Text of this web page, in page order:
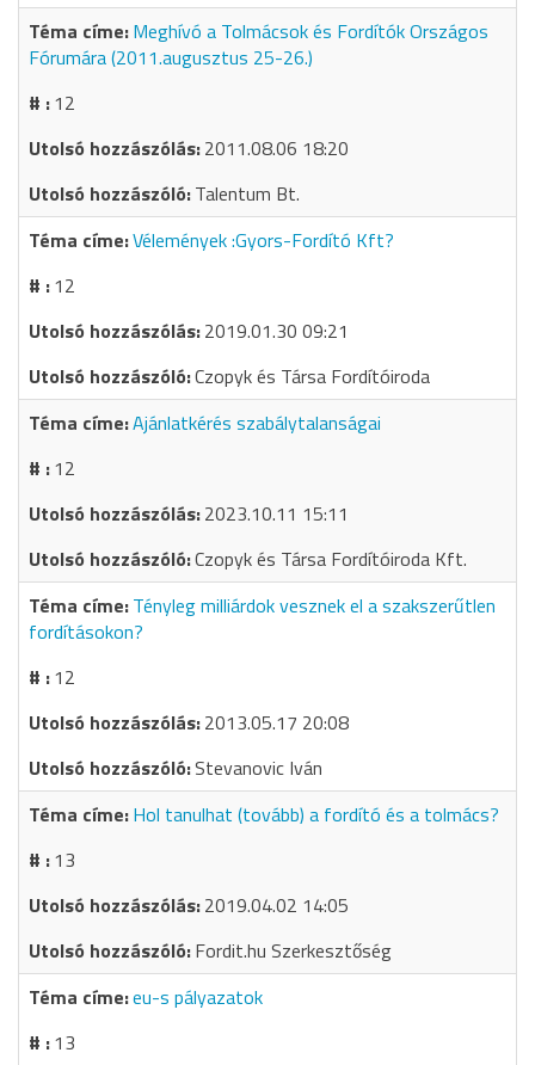
Meghívó a Tolmácsok és Fordítók Országos
Fórumára (2011.augusztus 25-26.)
12
2011.08.06 18:20
Talentum Bt.
Vélemények :Gyors-Fordító Kft?
12
2019.01.30 09:21
Czopyk és Társa Fordítóiroda
Ajánlatkérés szabálytalanságai
12
2023.10.11 15:11
Czopyk és Társa Fordítóiroda Kft.
Tényleg milliárdok vesznek el a szakszerűtlen
fordításokon?
12
2013.05.17 20:08
Stevanovic Iván
Hol tanulhat (tovább) a fordító és a tolmács?
13
2019.04.02 14:05
Fordit.hu Szerkesztőség
eu-s pályazatok
13